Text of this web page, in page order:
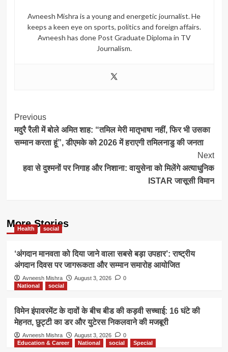
Avneesh Mishra is a young and energetic journalist. He
keeps a keen eye on sports, politics and foreign affairs.
Avneesh has done Post Graduate Diploma in TV
Journalism.
Post
Navigation
Previous
मदुरै रैली में बोले अमित शाह: “तमिल मेरी मातृभाषा नहीं, फिर भी उसका
सम्मान करता हूं”, डीएमके को 2026 में हराएगी तमिलनाडु की जनता
Next
हवा से दुश्मनों पर निगाह और निशाना: वायुसेना को मिलेंगे अत्याधुनिक
ISTAR जासूसी विमान
More Stories
Health social
‘अंगदान मानवता को दिया जाने वाला सबसे बड़ा उपहार’: राष्ट्रीय
अंगदान दिवस पर जागरूकता और सम्मान समारोह आयोजित
Avneesh Mishra August 3, 2026
0
National
social
विमेन इंपावरमेंट के दावों के बीच बीड की कड़वी सच्चाई: 16 घंटे की
मेहनत, छुट्टी का डर और युटेरस निकलवाने की मजबूरी
Avneesh Mishra August 3, 2026
0
Education & Career
National social Special